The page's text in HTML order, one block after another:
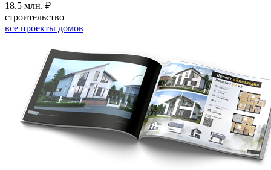
18.5 млн. ₽
строительство
все проекты домов